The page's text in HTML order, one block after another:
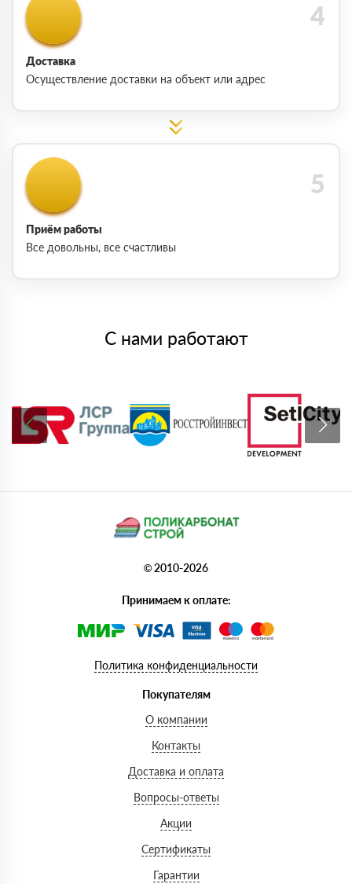
Доставка
Осуществление доставки на объект или адрес
Приём работы
Все довольны, все счастливы
С нами работают
© 2010-2026
Принимаем к оплате:
Политика конфиденциальности
Покупателям
О компании
Контакты
Доставка и оплата
Вопросы-ответы
Акции
Сертификаты
Гарантии